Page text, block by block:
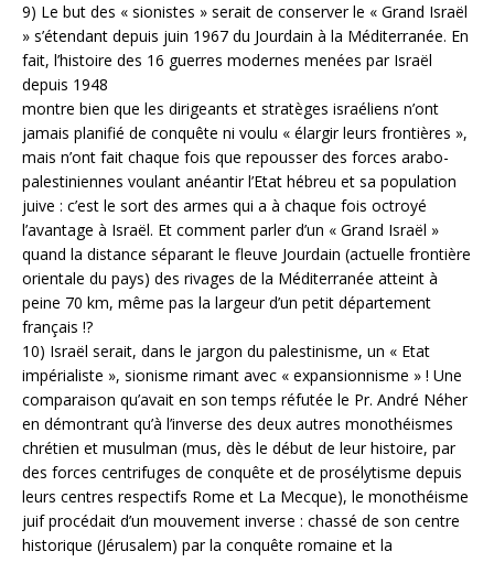
9) Le but des « sionistes » serait de conserver le « Grand Israël
» s’étendant depuis juin 1967 du Jourdain à la Méditerranée. En
fait, l’histoire des 16 guerres modernes menées par Israël
depuis 1948
montre bien que les dirigeants et stratèges israéliens n’ont
jamais planifié de conquête ni voulu « élargir leurs frontières »,
mais n’ont fait chaque fois que repousser des forces arabo-
palestiniennes voulant anéantir l’Etat hébreu et sa population
juive : c’est le sort des armes qui a à chaque fois octroyé
l’avantage à Israël. Et comment parler d’un « Grand Israël »
quand la distance séparant le fleuve Jourdain (actuelle frontière
orientale du pays) des rivages de la Méditerranée atteint à
peine 70 km, même pas la largeur d’un petit département
français !?
10) Israël serait, dans le jargon du palestinisme, un « Etat
impérialiste », sionisme rimant avec « expansionnisme » ! Une
comparaison qu’avait en son temps réfutée le Pr. André Néher
en démontrant qu’à l’inverse des deux autres monothéismes
chrétien et musulman (mus, dès le début de leur histoire, par
des forces centrifuges de conquête et de prosélytisme depuis
leurs centres respectifs Rome et La Mecque), le monothéisme
juif procédait d’un mouvement inverse : chassé de son centre
historique (Jérusalem) par la conquête romaine et la